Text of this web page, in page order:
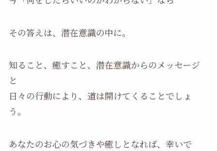
その答えは、潜在意識の中に。
知ること、癒すこと、潜在意識からのメッセージ
と
日々の行動により、道は開けてくることでしょ
う。
あなたのお心の気づきや癒しとなれば、幸いで